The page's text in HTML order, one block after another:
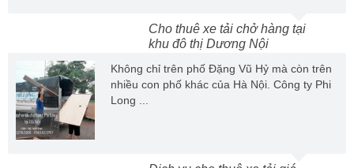
Cho thuê xe tải chở hàng tại
khu đô thị Dương Nội
Không chỉ trên phố Đặng Vũ Hỷ mà còn trên
nhiều con phố khác của Hà Nội. Công ty Phi
Long ...